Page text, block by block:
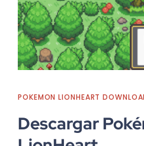
POKEMON LIONHEART
Descargar